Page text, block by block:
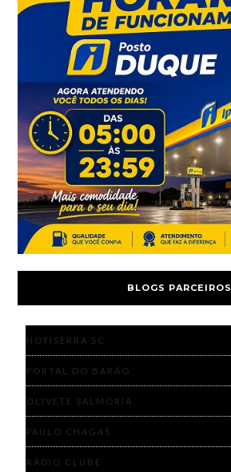
BLOGS PARCEIROS
NOTISERRA SC
PORTAL DO BARÃO
OLIVETE SALMÓRIA
PAULO CHAGAS
RÁDIO CLUBE